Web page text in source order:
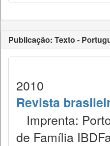
Publicação: Texto -
2010
Revista
Imprenta:
de Família